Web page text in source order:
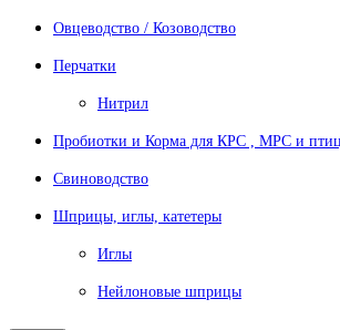
Овцеводство / Козоводство
Перчатки
Нитрил
Пробиотки и Корма для КРС , МРС и
Свиноводство
Шприцы, иглы, катетеры
Иглы
Нейлоновые шприцы